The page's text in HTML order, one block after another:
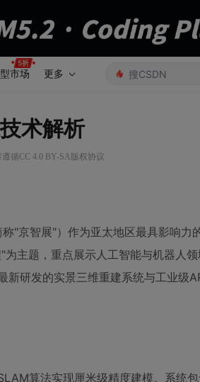
市场 更多
术解析
循CC 4.0 BY-SA版权协议
"京智展"）作为亚太地区最具影响力
主题，重点展示人工智能与机器人
研发的实景三维重建系统与工业级
算法实现厘米级精度建模。系统包